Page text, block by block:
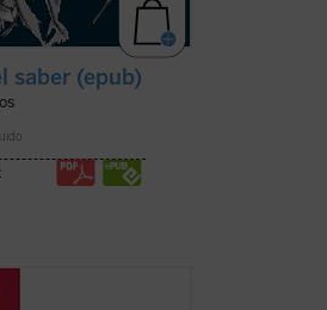
saber (epub)
un puesto singular en la